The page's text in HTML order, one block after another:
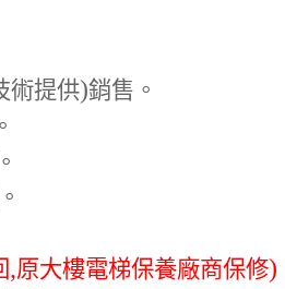
術提供)銷售。
,原大樓電梯保養廠商保修)